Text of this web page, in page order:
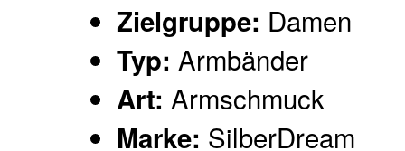
Zielgruppe: Damen
Typ: Armbänder
Art: Armschmuck
Marke: SilberDream